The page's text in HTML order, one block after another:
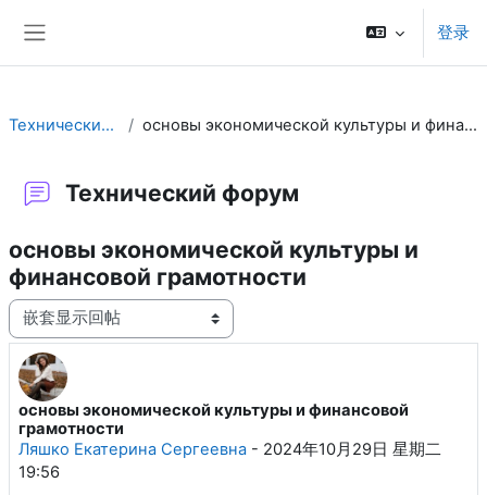
登录
Технический форум основы экономической культуры и финансовой грамотности
Технический форум
основы экономической культуры и
финансовой грамотности
显示模式
основы экономической культуры и финансовой
грамотности
Ляшко Екатерина Сергеевна - 2024年10月29日 星期二
19:56
回帖数：3